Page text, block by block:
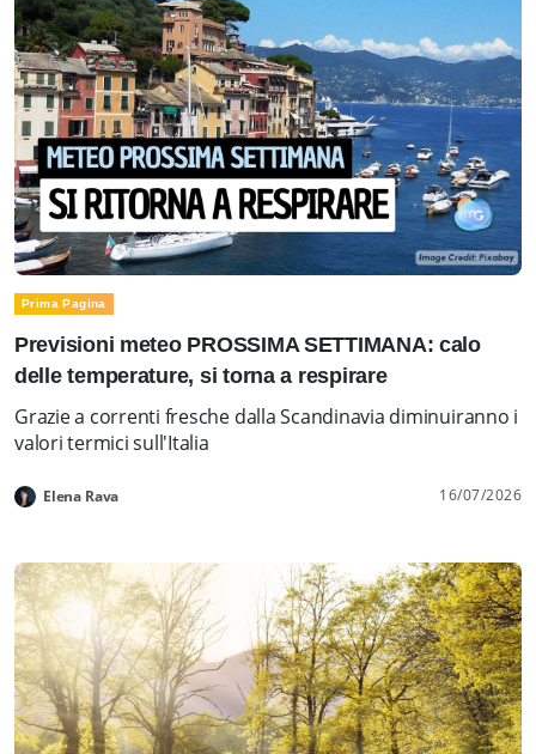
Prima Pagina
Previsioni meteo PROSSIMA SETTIMANA: calo
delle temperature, si torna a respirare
Grazie a correnti fresche dalla Scandinavia diminuiranno i
valori termici sull'Italia
Elena Rava 16/07/2026